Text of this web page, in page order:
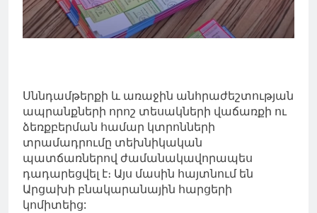
Սննդամթերքի և առաջին անհրաժեշտության
ապրանքների որոշ տեսակների վաճառքի ու
ձեռքբերման համար կտրոնների
տրամադրումը տեխնիկական
պատճառներով ժամանակավորապես
դադարեցվել է։ Այս մասին հայտնում են
Արցախի բնակարանային հարցերի
կոմիտեից: